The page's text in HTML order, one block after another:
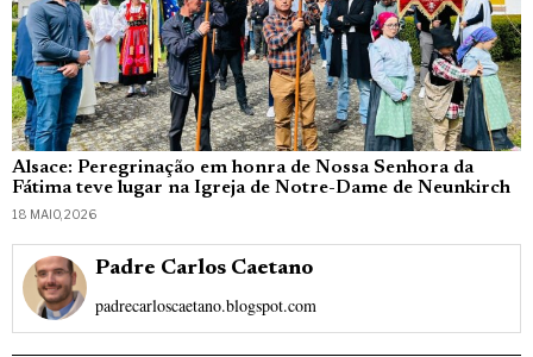
Alsace: Peregrinação em honra de Nossa Senhora da
Fátima teve lugar na Igreja de Notre-Dame de Neunkirch
18 MAIO, 2026
Padre Carlos Caetano
padrecarloscaetano.blogspot.com